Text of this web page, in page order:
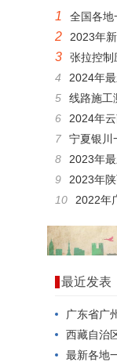
1 全国各地
2 2023年新版
3
张拉控制应力达到()后
4
2024年最新湖
5
线路施工
6
2024年云南
7
宁夏银川
8
2023年最新
9
2023年陕西
10
2022年
最近发表
广东省广州一
西藏自治
最新各地一